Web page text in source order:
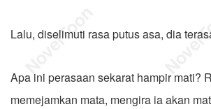
Lalu, diselimuti rasa putus asa, dia
Apa ini perasaan sekarat hampir mati?
memejamkan mata, mengira ia akan